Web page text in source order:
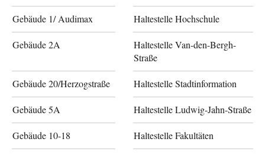
Gebäude 1/ Audimax Haltestelle Hochschule
Gebäude 2A
Haltestelle Van-den-Bergh-
Straße
Gebäude 20/Herzogstraße Haltestelle Stadtinformation
Gebäude 5A Haltestelle Ludwig-Jahn-Straße
Gebäude 10-18 Haltestelle Fakultäten